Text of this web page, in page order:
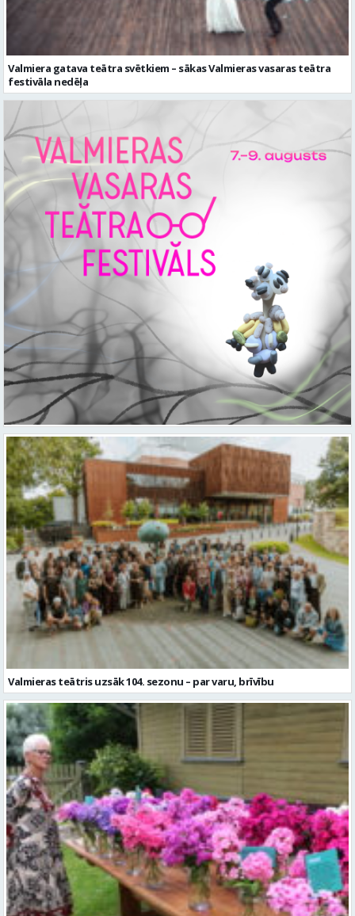
Valmiera gatava teātra svētkiem – sākas Valmieras vasaras teātra
festivāla nedēļa
Valmieras teātris uzsāk 104. sezonu – par varu, brīvību